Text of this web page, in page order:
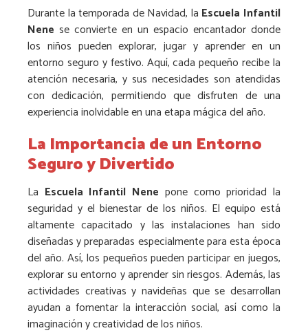
Durante la temporada de Navidad, la Escuela Infantil
Nene se convierte en un espacio encantador donde
los niños pueden explorar, jugar y aprender en un
entorno seguro y festivo. Aquí, cada pequeño recibe la
atención necesaria, y sus necesidades son atendidas
con dedicación, permitiendo que disfruten de una
experiencia inolvidable en una etapa mágica del año.
La Importancia de un Entorno
Seguro y Divertido
La Escuela Infantil Nene pone como prioridad la
seguridad y el bienestar de los niños. El equipo está
altamente capacitado y las instalaciones han sido
diseñadas y preparadas especialmente para esta época
del año. Así, los pequeños pueden participar en juegos,
explorar su entorno y aprender sin riesgos. Además, las
actividades creativas y navideñas que se desarrollan
ayudan a fomentar la interacción social, así como la
imaginación y creatividad de los niños.